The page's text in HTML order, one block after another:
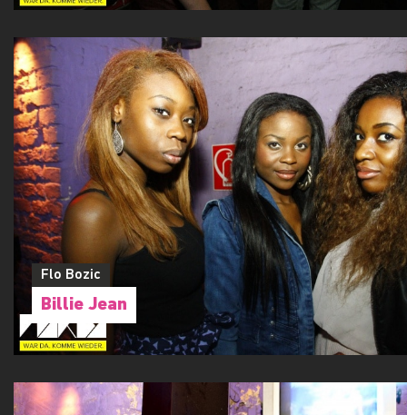
Flo Bozic
Billie Jean